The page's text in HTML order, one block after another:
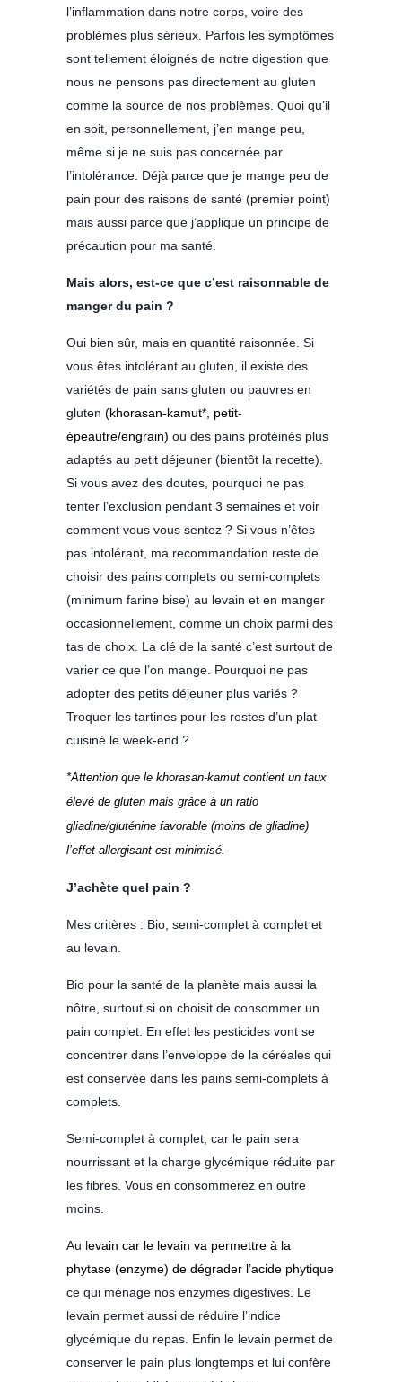
l’inflammation dans notre corps, voire des
problèmes plus sérieux. Parfois les symptômes
sont tellement éloignés de notre digestion que
nous ne pensons pas directement au gluten
comme la source de nos problèmes. Quoi qu’il
en soit, personnellement, j’en mange peu,
même si je ne suis pas concernée par
l’intolérance. Déjà parce que je mange peu de
pain pour des raisons de santé (premier point)
mais aussi parce que j’applique un principe de
précaution pour ma santé.
Mais alors, est-ce que c’est raisonnable de
manger du pain ?
Oui bien sûr, mais en quantité raisonnée. Si
vous êtes intolérant au gluten, il existe des
variétés de pain sans gluten ou pauvres en
gluten (khorasan-kamut*, petit-
épeautre/engrain) ou des pains protéinés plus
adaptés au petit déjeuner (bientôt la recette).
Si vous avez des doutes, pourquoi ne pas
tenter l’exclusion pendant 3 semaines et voir
comment vous vous sentez ? Si vous n’êtes
pas intolérant, ma recommandation reste de
choisir des pains complets ou semi-complets
(minimum farine bise) au levain et en manger
occasionnellement, comme un choix parmi des
tas de choix. La clé de la santé c’est surtout de
varier ce que l’on mange. Pourquoi ne pas
adopter des petits déjeuner plus variés ?
Troquer les tartines pour les restes d’un plat
cuisiné le week-end ?
*Attention que le khorasan-kamut contient un taux
élevé de gluten mais grâce à un ratio
gliadine/gluténine favorable (moins de gliadine)
l’effet allergisant est minimisé.
J’achète quel pain ?
Mes critères : Bio, semi-complet à complet et
au levain.
Bio pour la santé de la planète mais aussi la
nôtre, surtout si on choisit de consommer un
pain complet. En effet les pesticides vont se
concentrer dans l’enveloppe de la céréales qui
est conservée dans les pains semi-complets à
complets.
Semi-complet à complet, car le pain sera
nourrissant et la charge glycémique réduite par
les fibres. Vous en consommerez en outre
moins.
Au levain car le levain va permettre à la
phytase (enzyme) de dégrader l’acide phytique
ce qui ménage nos enzymes digestives. Le
levain permet aussi de réduire l’indice
glycémique du repas. Enfin le levain permet de
conserver le pain plus longtemps et lui confère